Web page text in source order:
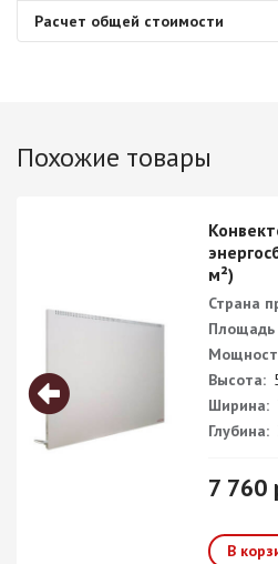
Расчет общей стоимости
Похожие товары
м²)
Страна
Площадь
Высота:
Ширина:
Глубина:
7 760